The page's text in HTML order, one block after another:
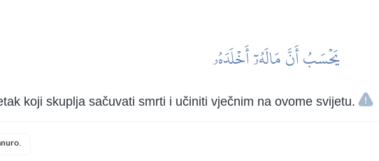
يَحۡسَبُ أَنَّ مَالَهُۥٓ أَخۡلَدَهُۥ
koji skuplja sačuvati smrti i učiniti vječnim na ovome svijetu.